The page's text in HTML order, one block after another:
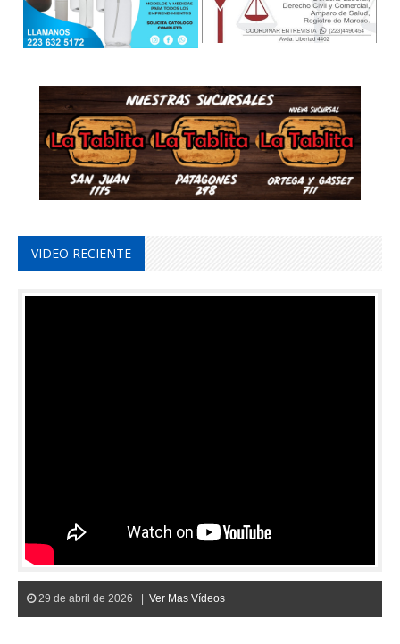
VIDEO RECIENTE
29 de abril de 2026 | Ver Mas Vídeos